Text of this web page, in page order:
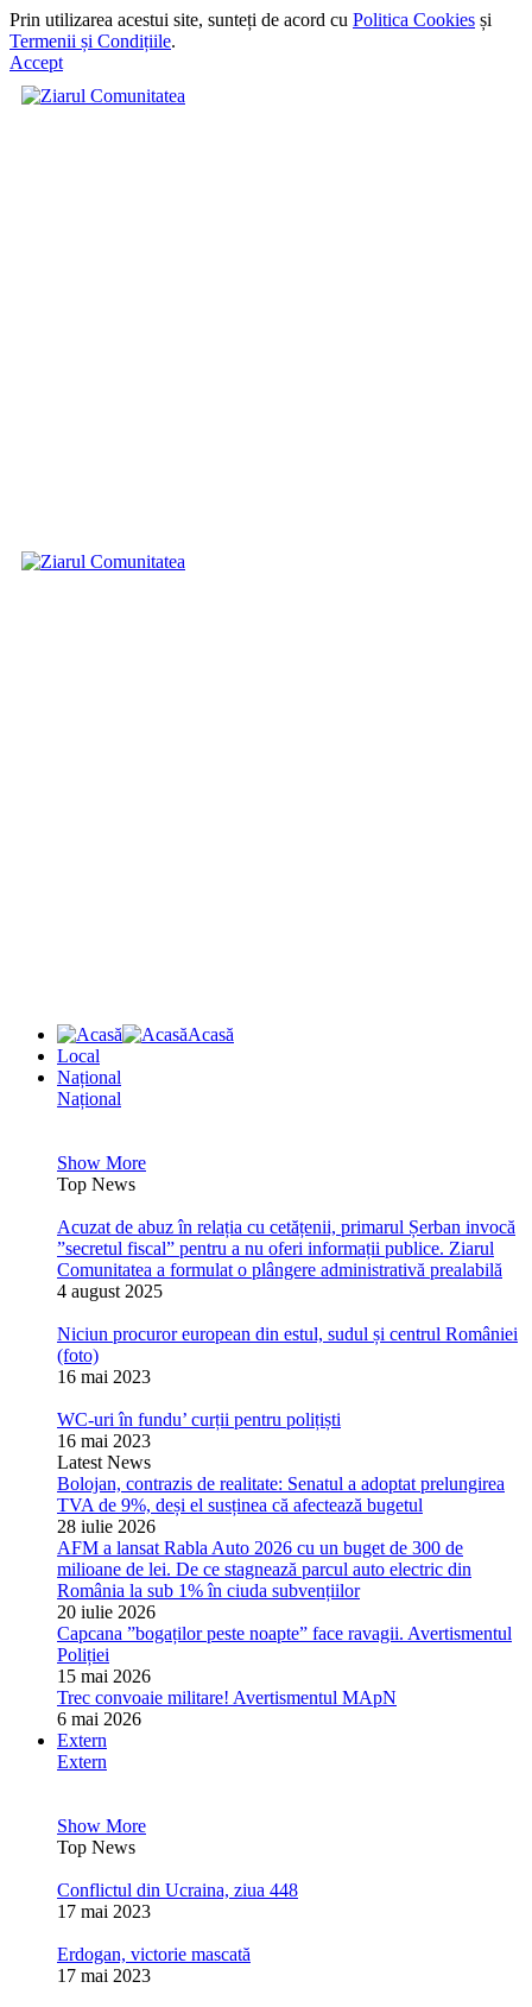
Prin utilizarea acestui site, sunteți de acord cu Politica Cookies și
Termenii și Condițiile.
Accept
Acasă
Local
Național
Național
Show More
Top News
Acuzat de abuz în relația cu cetățenii, primarul Șerban invocă
”secretul fiscal” pentru a nu oferi informații publice. Ziarul
Comunitatea a formulat o plângere administrativă prealabilă
4 august 2025
Niciun procuror european din estul, sudul și centrul României
(foto)
16 mai 2023
WC-uri în fundu’ curții pentru polițiști
16 mai 2023
Latest News
Bolojan, contrazis de realitate: Senatul a adoptat prelungirea
TVA de 9%, deși el susținea că afectează bugetul
28 iulie 2026
AFM a lansat Rabla Auto 2026 cu un buget de 300 de
milioane de lei. De ce stagnează parcul auto electric din
România la sub 1% în ciuda subvențiilor
20 iulie 2026
Capcana ”bogaților peste noapte” face ravagii. Avertismentul
Poliției
15 mai 2026
Trec convoaie militare! Avertismentul MApN
6 mai 2026
Extern
Extern
Show More
Top News
Conflictul din Ucraina, ziua 448
17 mai 2023
Erdogan, victorie mascată
17 mai 2023